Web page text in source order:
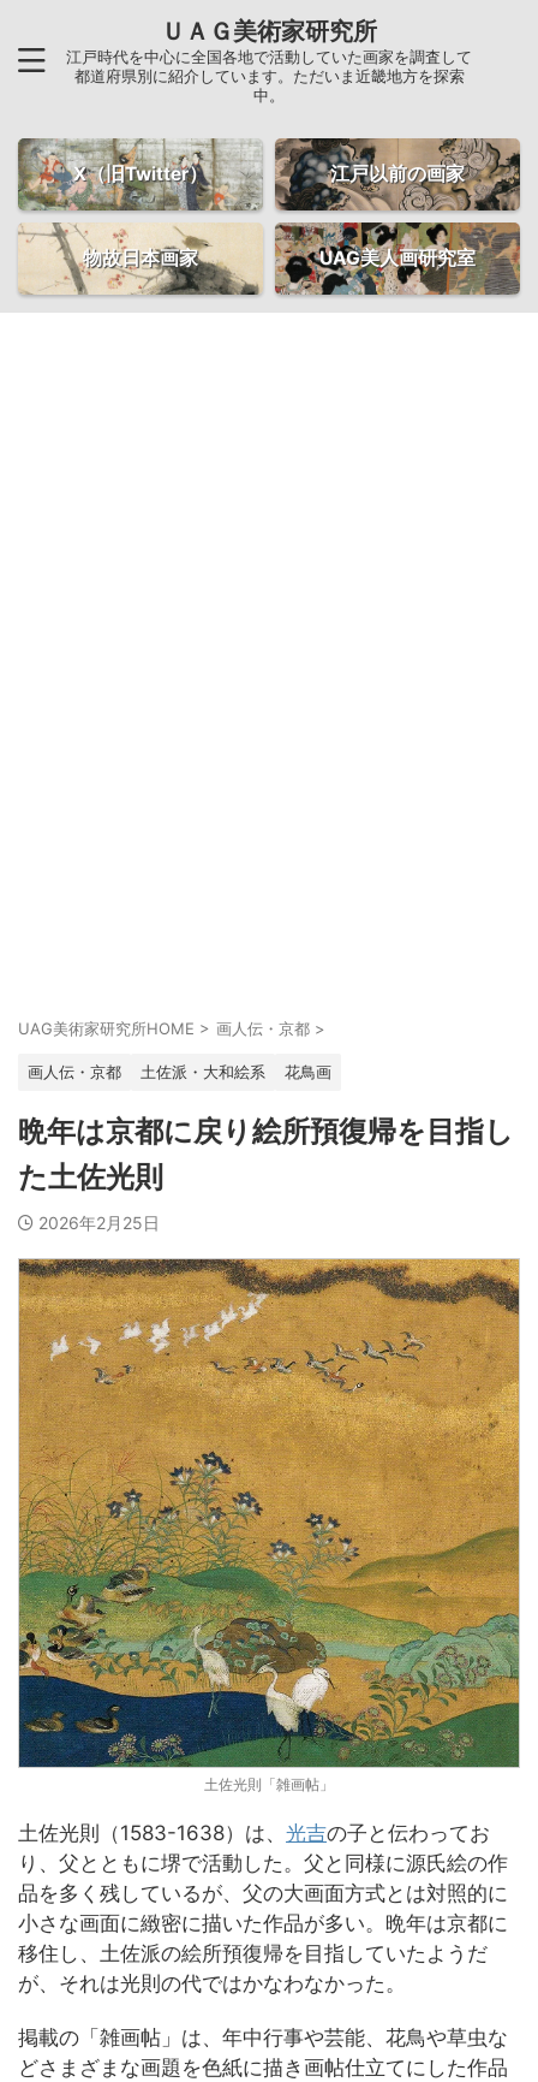
ＵＡＧ美術家研究所
江戸時代を中心に全国各地で活動していた画家を調査して
都道府県別に紹介しています。ただいま近畿地方を探索
中。
X（旧Twitter） 江戸以前の画家
物故日本画家 UAG美人画研究室
UAG美術家研究所HOME > 画人伝・京都 >
画人伝・京都 土佐派・大和絵系 花鳥画
晩年は京都に戻り絵所預復帰を目指し
た土佐光則
2026年2月25日
土佐光則「雑画帖」
土佐光則（1583-1638）は、 光吉の子と伝わってお
り、父とともに堺で活動した。父と同様に源氏絵の作
品を多く残しているが、父の大画面方式とは対照的に
小さな画面に緻密に描いた作品が多い。晩年は京都に
移住し、土佐派の絵所預復帰を目指していたようだ
が、それは光則の代ではかなわなかった。
掲載の「雑画帖」は、年中行事や芸能、花鳥や草虫な
どさまざまな画題を色紙に描き画帖仕立てにした作品